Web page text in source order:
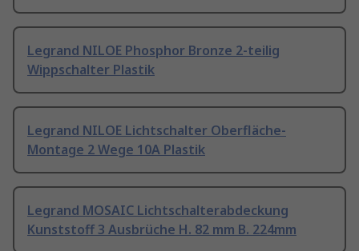
Legrand NILOE Phosphor Bronze 2-teilig
Wippschalter Plastik
Legrand NILOE Lichtschalter Oberfläche-
Montage 2 Wege 10A Plastik
Legrand MOSAIC Lichtschalterabdeckung
Kunststoff 3 Ausbrüche H. 82 mm B. 224mm